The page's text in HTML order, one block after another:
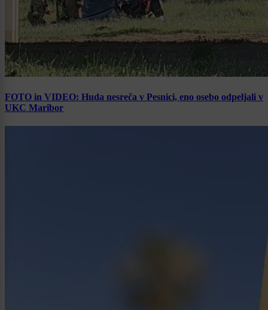
FOTO in VIDEO: Huda nesreča v Pesnici, eno osebo odpeljali v
UKC Maribor